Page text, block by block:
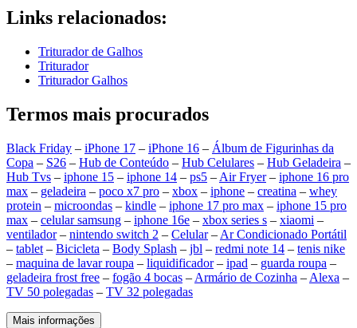
Links relacionados:
Triturador de Galhos
Triturador
Triturador Galhos
Termos mais procurados
Black Friday – iPhone 17 – iPhone 16 – Álbum de Figurinhas da
Copa – S26 – Hub de Conteúdo – Hub Celulares – Hub Geladeira –
Hub Tvs – iphone 15 – iphone 14 – ps5 – Air Fryer– iphone 16 pro
max – geladeira – poco x7 pro – xbox – iphone – creatina – whey
protein – microondas – kindle – iphone 17 pro max – iphone 15 pro
max – celular samsung – iphone 16e – xbox series s – xiaomi –
ventilador– nintendo switch 2 – Celular– Ar Condicionado Portátil
– tablet – Bicicleta – Body Splash – jbl – redmi note 14 – tenis nike
– maquina de lavar roupa – liquidificador– ipad – guarda roupa –
geladeira frost free – fogão 4 bocas – Armário de Cozinha – Alexa –
TV 50 polegadas – TV 32 polegadas
Mais informações